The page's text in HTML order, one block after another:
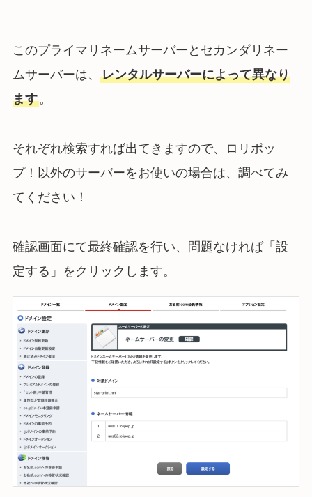
このプライマリネームサーバーとセカンダリネー
ムサーバーは、 レンタルサーバーによって異なり
ます。
それぞれ検索すれば出てきますので、ロリポッ
プ！以外のサーバーをお使いの場合は、調べてみ
てください！
確認画面にて最終確認を行い、問題なければ「設
定する」をクリックします。